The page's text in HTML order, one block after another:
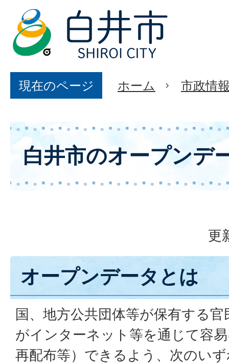
現在のページ ホーム 市政情
白井市のオープンデ
更
オープンデータとは
国、地方公共団体等が保有する
がインターネット等を通じて容
再配布等）できるよう、次のい